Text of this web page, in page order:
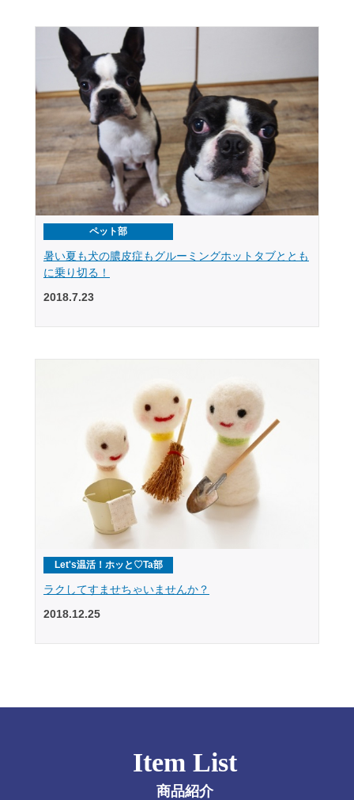
ペット部
暑い夏も犬の膿皮症もグルーミングホットタブととも
に乗り切る！
2018.7.23
Let's温活！ホッと♡Ta部
ラクしてすませちゃいませんか？
2018.12.25
Item List
商品紹介